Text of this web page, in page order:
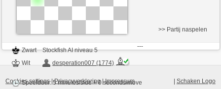
Zwart
Stockfish AI niveau 5
Wit
desperation007 (1774)
Speelduur: 5 minutes/side + 0 seconds/move
>> Partij naspelen
---
Schaken Logo
Cookies settings|Privacyverklaring|Impressum